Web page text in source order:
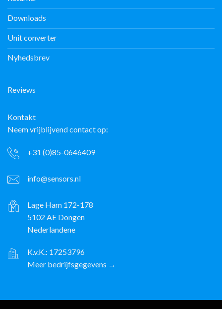
Downloads
Unit converter
Nyhedsbrev
Reviews
Kontakt
Neem vrijblijvend contact op:
+31 (0)85-0646409
info@sensors.nl
Lage Ham 172-178
5102 AE Dongen
Nederlandene
K.v.K.: 17253796
Meer bedrijfsgegevens →